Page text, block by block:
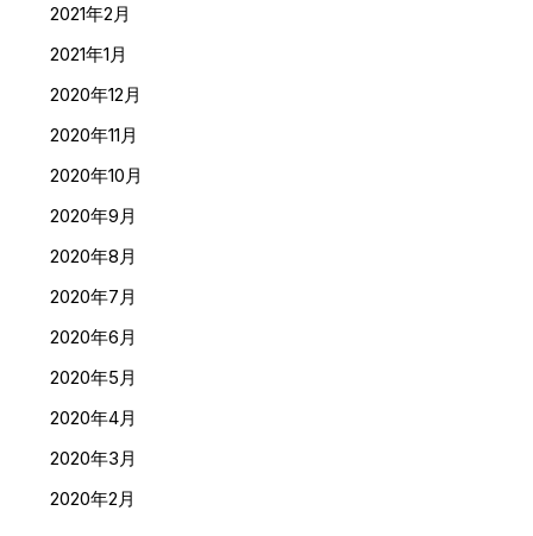
2021年2月
2021年1月
2020年12月
2020年11月
2020年10月
2020年9月
2020年8月
2020年7月
2020年6月
2020年5月
2020年4月
2020年3月
2020年2月